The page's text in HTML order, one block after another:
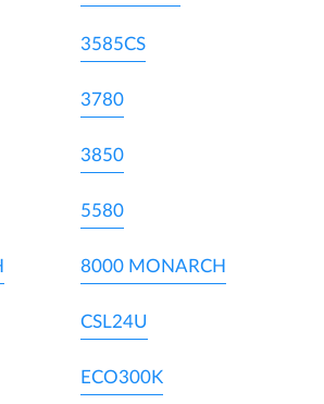
3585CS
3780
3850
5580
8000 MONARCH
CSL24U
ECO300K